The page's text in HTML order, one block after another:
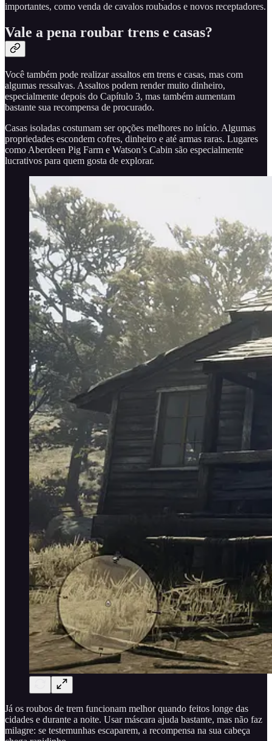
importantes, como venda de cavalos roubados e novos receptadores.
Vale a pena roubar trens e casas?
Você também pode realizar assaltos em trens e casas, mas com
algumas ressalvas. Assaltos podem render muito dinheiro,
especialmente depois do Capítulo 3, mas também aumentam
bastante sua recompensa de procurado.
Casas isoladas costumam ser opções melhores no início. Algumas
propriedades escondem cofres, dinheiro e até armas raras. Lugares
como Aberdeen Pig Farm e Watson’s Cabin são especialmente
lucrativos para quem gosta de explorar.
Já os roubos de trem funcionam melhor quando feitos longe das
cidades e durante a noite. Usar máscara ajuda bastante, mas não faz
milagre: se testemunhas escaparem, a recompensa na sua cabeça